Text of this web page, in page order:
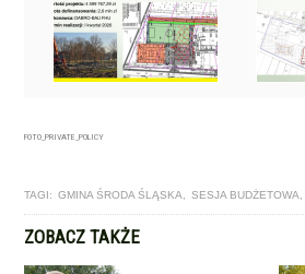
FOTO_PRIVATE_POLICY
TAGI: GMINA ŚRODA ŚLĄSKA SESJA BUDŻETOWA
ZOBACZ TAKŻE